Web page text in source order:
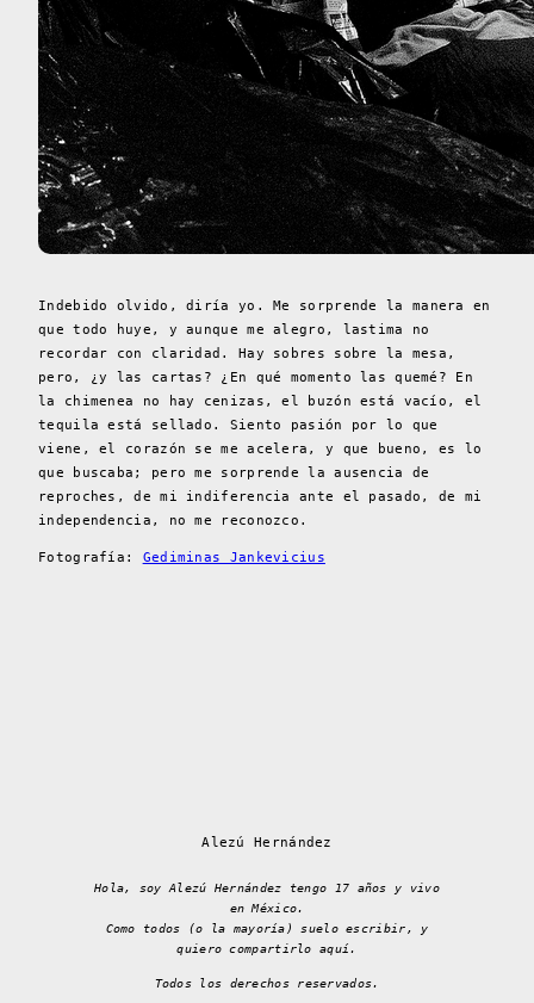
Indebido olvido, diría yo.
Me sorprende la manera en
que todo huye, y aunque me alegro, lastima no
recordar con claridad. Hay sobres sobre la mesa,
pero, ¿y las cartas? ¿En qué momento las quemé? En
la chimenea no hay cenizas, el buzón está vacío, el
tequila está sellado. Siento pasión por lo que
viene, el corazón se me acelera, y que bueno, es lo
que buscaba; pero me sorprende la ausencia de
reproches, de mi indiferencia ante el pasado, de mi
independencia, no me reconozco.
Fotografía: Gediminas Jankevicius
Alezú Hernández
Hola, soy Alezú Hernández tengo 17 años y vivo
en México.
Como todos (o la mayoría) suelo escribir, y
quiero compartirlo aquí.
Todos los derechos reservados.